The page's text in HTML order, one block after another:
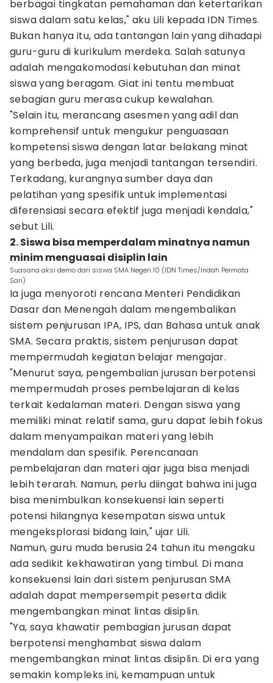
berbagai tingkatan pemahaman dan ketertarikan
siswa dalam satu kelas," aku Lili kepada IDN Times.
Bukan hanya itu, ada tantangan lain yang dihadapi
guru-guru di kurikulum merdeka. Salah satunya
adalah mengakomodasi kebutuhan dan minat
siswa yang beragam. Giat ini tentu membuat
sebagian guru merasa cukup kewalahan.
"Selain itu, merancang asesmen yang adil dan
komprehensif untuk mengukur penguasaan
kompetensi siswa dengan latar belakang minat
yang berbeda, juga menjadi tantangan tersendiri.
Terkadang, kurangnya sumber daya dan
pelatihan yang spesifik untuk implementasi
diferensiasi secara efektif juga menjadi kendala,"
sebut Lili.
2. Siswa bisa memperdalam minatnya namun
minim menguasai disiplin lain
Suasana aksi demo dari siswa SMA Negeri 10 (IDN Times/Indah Permata
Sari)
Ia juga menyoroti rencana Menteri Pendidikan
Dasar dan Menengah dalam mengembalikan
sistem penjurusan IPA, IPS, dan Bahasa untuk anak
SMA. Secara praktis, sistem penjurusan dapat
mempermudah kegiatan belajar mengajar.
"Menurut saya, pengembalian jurusan berpotensi
mempermudah proses pembelajaran di kelas
terkait kedalaman materi. Dengan siswa yang
memiliki minat relatif sama, guru dapat lebih fokus
dalam menyampaikan materi yang lebih
mendalam dan spesifik. Perencanaan
pembelajaran dan materi ajar juga bisa menjadi
lebih terarah. Namun, perlu diingat bahwa ini juga
bisa menimbulkan konsekuensi lain seperti
potensi hilangnya kesempatan siswa untuk
mengeksplorasi bidang lain," ujar Lili.
Namun, guru muda berusia 24 tahun itu mengaku
ada sedikit kekhawatiran yang timbul. Di mana
konsekuensi lain dari sistem penjurusan SMA
adalah dapat mempersempit peserta didik
mengembangkan minat lintas disiplin.
"Ya, saya khawatir pembagian jurusan dapat
berpotensi menghambat siswa dalam
mengembangkan minat lintas disiplin. Di era yang
semakin kompleks ini, kemampuan untuk